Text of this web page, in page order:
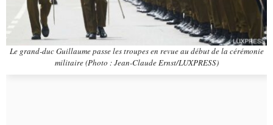
Le grand-duc Guillaume passe les troupes en revue au début de la cérémonie
militaire (Photo : Jean-Claude Ernst/LUXPRESS)